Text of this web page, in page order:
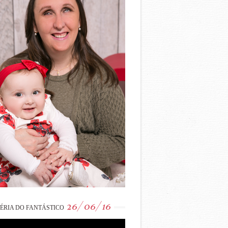
DO FANTÁSTICO 26/06/16